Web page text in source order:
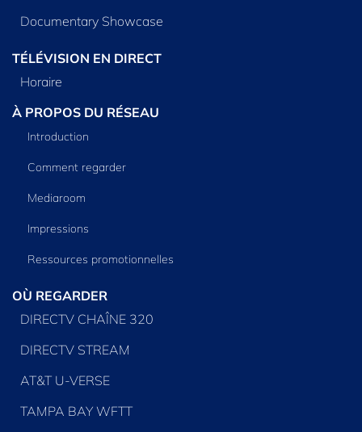
Documentary Showcase
TÉLÉVISION EN DIRECT
Horaire
À PROPOS DU RÉSEAU
Introduction
Comment regarder
Mediaroom
Impressions
Ressources promotionnelles
OÙ REGARDER
DIRECTV CHAÎNE 320
DIRECTV STREAM
AT&T U-VERSE
TAMPA BAY WFTT